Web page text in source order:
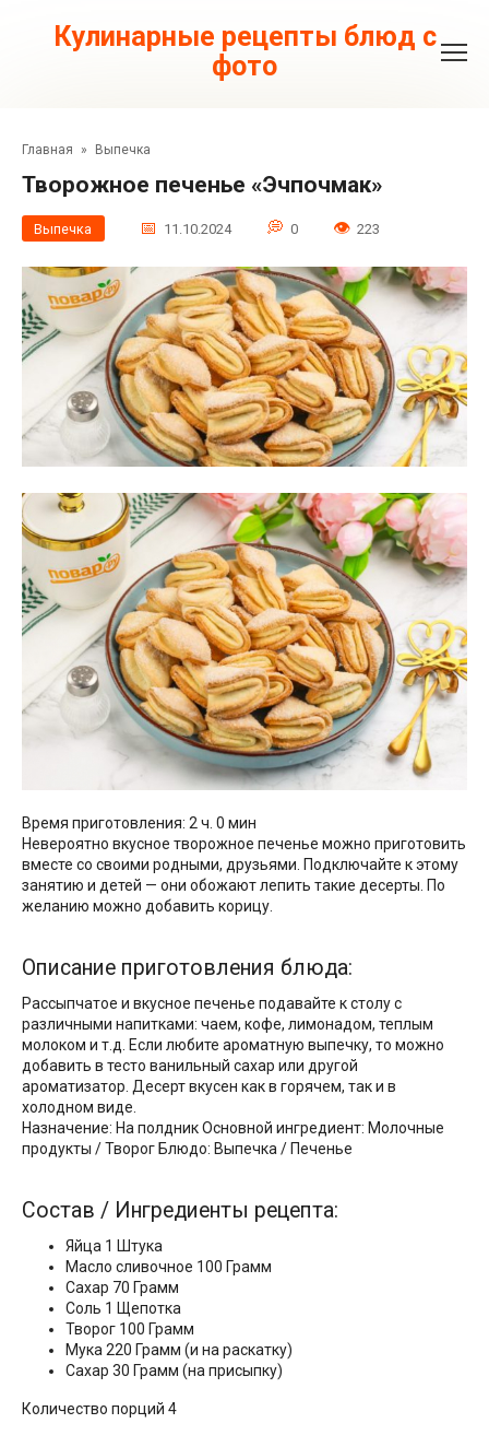
контентуКулинарные рецепты блюд с
фото
Главная » Выпечка
Творожное печенье «Эчпочмак»
Выпечка 11.10.2024 0 223
Время приготовления: 2 ч. 0 мин
Невероятно вкусное творожное печенье можно приготовить
вместе со своими родными, друзьями. Подключайте к этому
занятию и детей — они обожают лепить такие десерты. По
желанию можно добавить корицу.
Описание приготовления блюда:
Рассыпчатое и вкусное печенье подавайте к столу с
различными напитками: чаем, кофе, лимонадом, теплым
молоком и т.д. Если любите ароматную выпечку, то можно
добавить в тесто ванильный сахар или другой
ароматизатор. Десерт вкусен как в горячем, так и в
холодном виде.
Назначение: На полдник Основной ингредиент: Молочные
продукты / Творог Блюдо: Выпечка / Печенье
Состав / Ингредиенты рецепта:
Яйца 1 Штука
Масло сливочное 100 Грамм
Сахар 70 Грамм
Соль 1 Щепотка
Творог 100 Грамм
Мука 220 Грамм (и на раскатку)
Сахар 30 Грамм (на присыпку)
Количество порций 4